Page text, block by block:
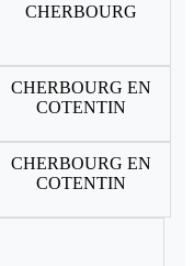
CHERBOURG
CHERBOURG EN
COTENTIN
CHERBOURG EN
COTENTIN